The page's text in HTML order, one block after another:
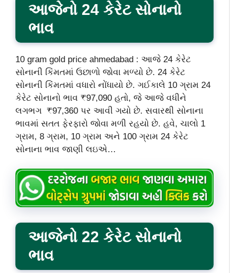
આજેનો 24 કેરેટ સોનાનો
ભાવ
10 gram gold price ahmedabad : આજે 24 કેરેટ
સોનાની કિંમતમાં ઉછાળો જોવા મળ્યો છે. 24 કેરેટ
સોનાની કિંમતમાં વધારો નોંધાયો છે. ગઈકાલે 10 ગ્રામ 24
કેરેટ સોનાનો ભાવ ₹97,090 હતો, જે આજે વધીને
લગભગ ₹97,360 પર આવી ગયો છે. સવારથી સોનાના
ભાવમાં સતત ફેરફારો જોવા મળી રહયો છે. હવે, ચાલો 1
ગ્રામ, 8 ગ્રામ, 10 ગ્રામ અને 100 ગ્રામ 24 કેરેટ
સોનાના ભાવ જાણી લઇએ…
આજેનો 22 કેરેટ સોનાનો
ભાવ